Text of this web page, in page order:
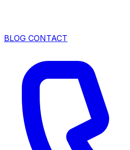
BLOG CONTACT